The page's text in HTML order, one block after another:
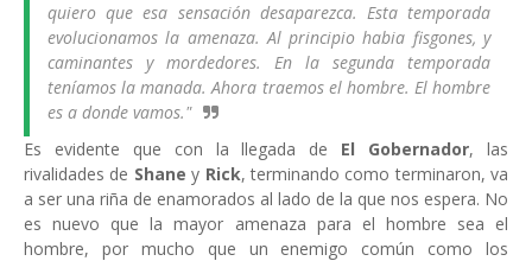
quiero que esa sensación desaparezca. Esta temporada
evolucionamos la amenaza. Al principio habia fisgones, y
caminantes y mordedores. En la segunda temporada
teníamos la manada. Ahora traemos el hombre. El hombre
es a donde vamos."
Es evidente que con la llegada de El Gobernador, las
rivalidades de Shane y Rick, terminando como terminaron, va
a ser una riña de enamorados al lado de la que nos espera. No
es nuevo que la mayor amenaza para el hombre sea el
hombre, por mucho que un enemigo común como los